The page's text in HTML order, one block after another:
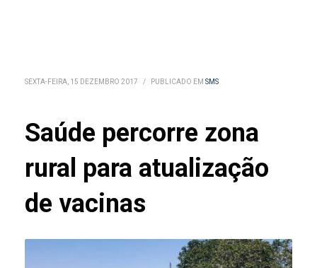
SEXTA-FEIRA, 15 DEZEMBRO 2017 / PUBLICADO EM SMS
Saúde percorre zona
rural para atualização
de vacinas